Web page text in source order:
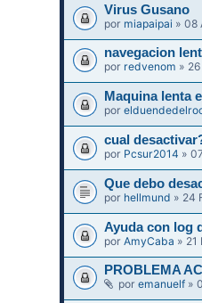
Virus Gusano
por miapaipai » 08
navegacion
por redvenom »
Maquina lenta
por
cual
por Pcsur2014 »
Que debo
por hellmund » 24
Ayuda con log
porAmyCaba » 21
PROBLEMA
poremanuelf »